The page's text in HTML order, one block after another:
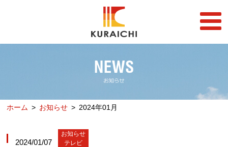
FRANCHISE
店舗一覧
らーめん店一覧
企業情報
ホーム お知らせ 2024年01月
2024/01/07
お知らせ
テレビ